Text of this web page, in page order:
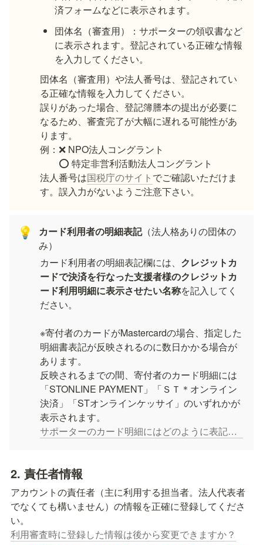
済フォームなどに表示されます。
団体名（審査用）：サポーターの領収書など
に表示されます。登記されている正確な情報
を入力してください。
団体名（審査用）や法人番号は、登記されてい
る正確な情報を入力してください。
誤りがあった場合、登記簿謄本の提出が必要に
なるため、審査完了が大幅に遅れる可能性があ
ります。
例：❌ NPO法人コングラント
⭕️ 特定非営利活動法人コングラント
法人番号は国税庁のサイト でご確認いただけま
す。誤入力がないようご注意下さい。
💡 カード利用者の明細表記（法人格ありの団体の
み）
カード利用者の明細表記欄には、 クレジットカ
ードで決済を行なった支援者様のクレジットカ
ード利用明細に表示させたい名称を記入してく
ださい。
※寄付者のカードがMastercardの場合、指定した
明細書表記が反映されるのに数日かかる場合が
あります。
反映されるまでの間、寄付者のカード明細には
「STONLINE PAYMENT」「ＳＴ＊オンライン
決済」「STオンラインケッサイ」のいずれかが
サポーターのカード明細にはどのように表記されますか？
2. 責任者情報
アカウントの責任者（主に利用する担当者。法人代表者
でなくても構いません）の情報を正確に登録してくださ
利用審査時に登録した情報は後から変更できますか？